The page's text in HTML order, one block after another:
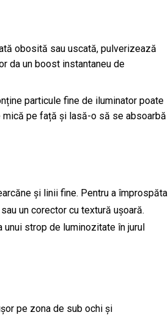
obosită sau uscată, pulverizează
da un boost instantaneu de
particule fine de iluminator poate
pe față și lasă-o să se absoarbă
și linii fine. Pentru a împrospăta
un corector cu textură ușoară.
strop de luminozitate în jurul
pe zona de sub ochi și